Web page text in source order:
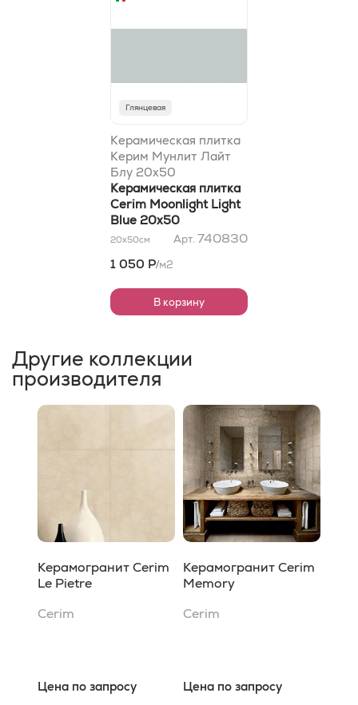
Глянцевая
Керамическая плитка
Керим Мунлит Лайт
Блу 20x50
Керамическая плитка
Cerim Moonlight Light
Blue 20x50
20x50см Арт. 740830
1 050 Р/м2
В корзину
Другие коллекции
производителя
Керамогранит Cerim
Le Pietre
Cerim
Цена по запросу
Керамогранит Cerim
Memory
Cerim
Цена по запросу